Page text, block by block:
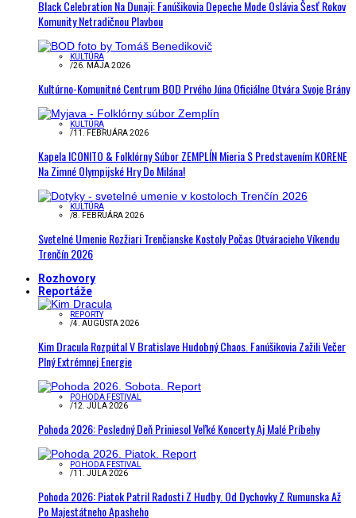
Black Celebration Na Dunaji: Fanúšikovia Depeche Mode Oslávia Šesť Rokov
Komunity Netradičnou Plavbou
KULTÚRA
/26. MÁJA 2026
Kultúrno-Komunitné Centrum BOD Prvého Júna Oficiálne Otvára Svoje Brány
KULTÚRA
/11. FEBRUÁRA 2026
Kapela ICONITO & Folklórny Súbor ZEMPLÍN Mieria S Predstavením KORENE
Na Zimné Olympijské Hry Do Milána!
KULTÚRA
/8. FEBRUÁRA 2026
Svetelné Umenie Rozžiari Trenčianske Kostoly Počas Otváracieho Víkendu
Trenčín 2026
Rozhovory
Reportáže
REPORTY
/4. AUGUSTA 2026
Kim Dracula Rozpútal V Bratislave Hudobný Chaos. Fanúšikovia Zažili Večer
Plný Extrémnej Energie
POHODA FESTIVAL
/12. JÚLA 2026
Pohoda 2026: Posledný Deň Priniesol Veľké Koncerty Aj Malé Príbehy
POHODA FESTIVAL
/11. JÚLA 2026
Pohoda 2026: Piatok Patril Radosti Z Hudby. Od Dychovky Z Rumunska Až
Po Majestátneho Apasheho